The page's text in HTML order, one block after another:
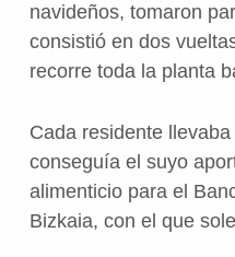
navideños, tomaron
consistió en dos
recorre toda la planta
Cada residente
conseguía el suyo
alimenticio para el
Bizkaia, con el que